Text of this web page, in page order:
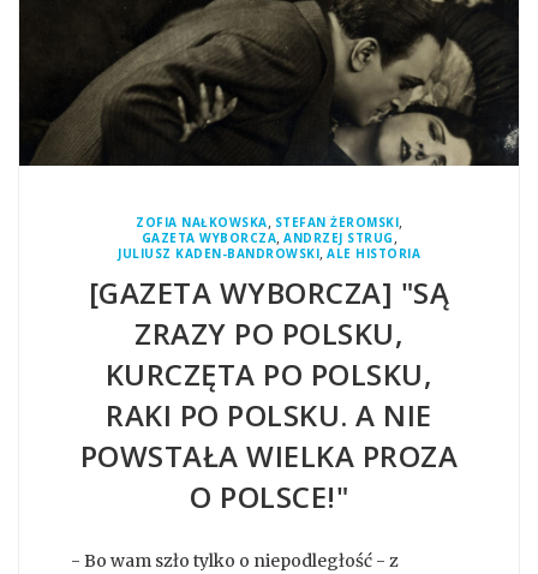
ZOFIA NAŁKOWSKA, STEFAN ŻEROMSKI,
GAZETA WYBORCZA, ANDRZEJ STRUG ,
JULIUSZ KADEN-BANDROWSKI, ALE HISTORIA
[GAZETA WYBORCZA] "SĄ
ZRAZY PO POLSKU,
KURCZĘTA PO POLSKU,
RAKI PO POLSKU. A NIE
POWSTAŁA WIELKA PROZA
O POLSCE!"
- Bo wam szło tylko o niepodległość - z